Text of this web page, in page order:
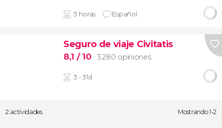
3 horas Español
Seguro de viaje Civitatis
8,1 / 10 3.280 opiniones
3 - 31d
2 actividades Mostrando 1-2